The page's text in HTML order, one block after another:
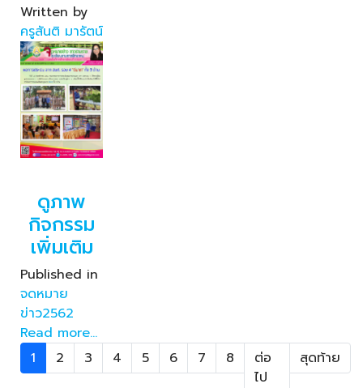
Written by
ครูสันติ มารัตน์
ดูภาพ
กิจกรรม
เพิ่มเติม
Published in
จดหมาย
ข่าว2562
Read more...
1
2 3 4 5 6 7 8
ต่อ
ไป
สุดท้าย